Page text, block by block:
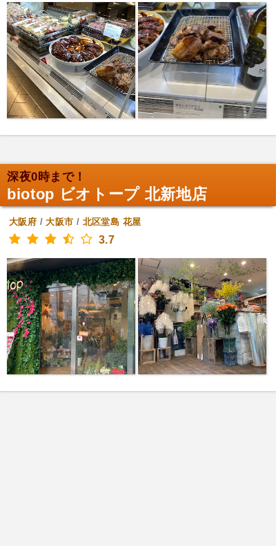
深夜0時まで！
biotop ビオトープ 北新地店
大阪府 /大阪市 / 北区堂島 花屋
3.7